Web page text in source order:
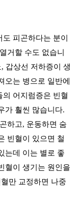
피곤하다는 분이
거할 수도 없습니
, 갑상선 저하증이 생
오는 병으로 일반에
어지럼증은 빈혈
가 훨씬 많습니다.
하고, 운동하면 숨
빈혈이 있으면 철
는데 이는 별로 좋
혈이 생기는 원인을
만 교정하면 나중